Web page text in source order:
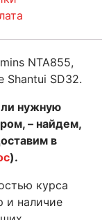
NTA855,
Shantui SD32.
нужную
– найдем,
в
).
курса
и наличие